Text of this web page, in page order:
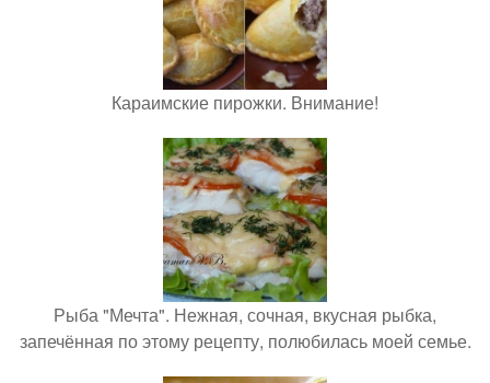
Караимские пирожки. Внимание!
Рыба "Мечта". Нежная, сочная, вкусная рыбка,
запечённая по этому рецепту, полюбилась моей семье.